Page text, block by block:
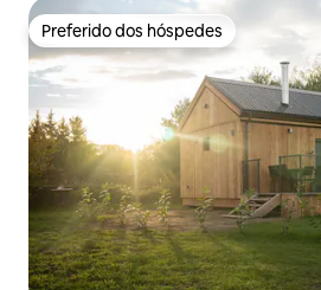
Preferido dos hóspedes
Preferido dos hóspedes